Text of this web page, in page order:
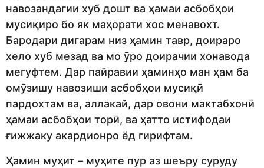
навозандагии хуб дошт ва ҳамаи асбобҳои
мусиқиро бо як маҳорати хос менавохт.
Бародари дигарам низ ҳамин тавр, доираро
хело хуб мезад ва мо ӯро доирачии хонавода
мегуфтем. Дар пайравии ҳаминҳо ман ҳам ба
омӯзишу навозиши асбобҳои мусиқӣ
пардохтам ва, аллакай, дар овони мактабхонӣ
ҳамаи асбобҳои торӣ, ва ҳатто истифодаи
ғижжаку акардионро ёд гирифтам.
Ҳамин муҳит – муҳите пур аз шеъру суруду